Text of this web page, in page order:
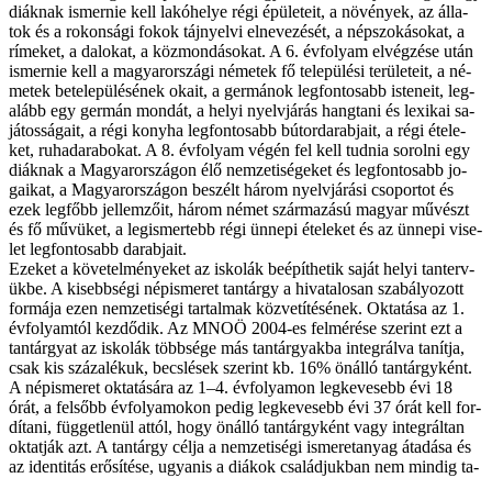
di­ák­nak is­mer­nie kell la­kó­he­lye ré­gi épü­le­te­it, a nö­vé­nyek, az ál­la­
tok és a ro­kon­sá­gi fo­kok táj­nyel­vi el­ne­ve­zé­sét, a nép­szo­ká­so­kat, a
rí­me­ket, a da­lo­kat, a köz­mon­dá­so­kat. A 6. év­fo­lyam el­vég­zé­se után
is­mer­nie kell a ma­gyar­or­szá­gi né­me­tek fő te­le­pü­lé­si te­rü­le­te­it, a né­
me­tek be­te­le­pü­lé­sé­nek oka­it, a ger­má­nok leg­fon­to­sabb is­te­ne­it, leg­
alább egy ger­mán mon­dát, a he­lyi nyelv­já­rás hang­ta­ni és le­xi­kai sa­
já­tos­sá­ga­it, a ré­gi kony­ha leg­fon­to­sabb bú­tor­da­rab­ja­it, a ré­gi éte­le­
ket, ru­ha­da­ra­bo­kat. A 8. év­fo­lyam vé­gén fel kell tud­nia so­rol­ni egy
di­ák­nak a Ma­gyar­or­szá­gon élő nem­ze­ti­sé­ge­ket és leg­fon­to­sabb jo­
ga­i­kat, a Ma­gyar­or­szá­gon be­szélt há­rom nyelv­já­rá­si cso­por­tot és
ezek leg­főbb jel­lem­ző­it, há­rom né­met szár­ma­zá­sú ma­gyar mű­vészt
és fő mű­vü­ket, a leg­is­mer­tebb ré­gi ün­ne­pi éte­le­ket és az ün­ne­pi vi­se­
let leg­fon­to­sabb da­rab­ja­it.
Eze­ket a kö­ve­tel­mé­nye­ket az is­ko­lák be­épít­he­tik sa­ját he­lyi tan­terv­
ük­be. A ki­sebb­sé­gi nép­is­me­ret tan­tárgy a hi­va­ta­lo­san sza­bá­lyo­zott
for­má­ja ezen nem­ze­ti­sé­gi tar­tal­mak köz­ve­tí­té­sé­nek. Ok­ta­tá­sa az 1.
év­fo­lyam­tól kez­dő­dik. Az MNOÖ 2004-es fel­mé­ré­se sze­rint ezt a
tan­tár­gyat az is­ko­lák több­sé­ge más tan­tár­gyak­ba in­teg­rál­va ta­nít­ja,
csak kis szá­za­lé­kuk, becs­lé­sek sze­rint kb. 16% önál­ló tan­tárgy­ként.
A nép­is­me­ret ok­ta­tá­sá­ra az 1–4. év­fo­lya­mon leg­ke­ve­sebb évi 18
órát, a fel­sőbb év­fo­lya­m­okon pe­dig leg­ke­ve­sebb évi 37 órát kell for­
dí­ta­ni, füg­get­le­nül at­tól, hogy önál­ló tan­tárgy­ként vagy in­teg­rál­tan
ok­tat­ják azt. A tan­tárgy cél­ja a nem­ze­ti­sé­gi is­me­ret­anyag át­adá­sa és
az iden­ti­tás erő­sí­té­se, ugyan­is a di­á­kok csa­lád­juk­ban nem min­dig ta­